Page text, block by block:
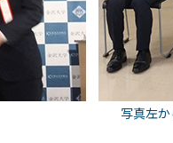
写真左